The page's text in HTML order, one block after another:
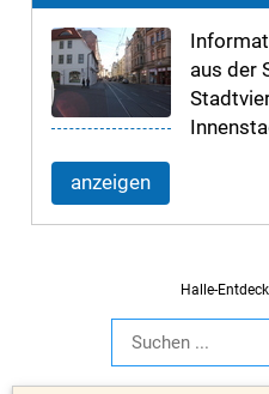
aus der
anzeigen
Halle-